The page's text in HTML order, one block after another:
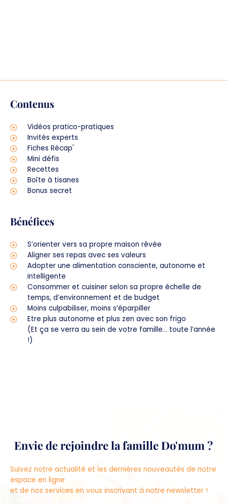
Contenus
Vidéos pratico-pratiques
Invités experts
Fiches Récap'
Mini défis
Recettes
Boîte à tisanes
Bonus secret
Bénéfices
S’orienter vers sa propre maison rêvée
Aligner ses repas avec ses valeurs
Adopter une alimentation consciente, autonome et
intelligente
Consommer et cuisiner selon sa propre échelle de
temps, d’environnement et de budget
Moins culpabiliser, moins s’éparpiller
Etre plus autonome et plus zen avec son frigo
(Et ça se verra au sein de votre famille… toute l’année
!)
Envie de rejoindre la famille Do'mum ?
Suivez notre actualité et les dernières nouveautés de notre
espace en ligne
et de nos services en vous inscrivant à notre newsletter !